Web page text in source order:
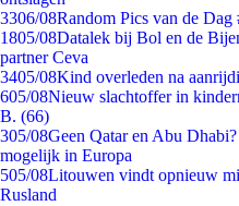
3306/08Random Pics van de Dag
1805/08Datalek bij Bol en de
partner Ceva
3405/08Kind overleden na
605/08Nieuw slachtoffer in
B. (66)
305/08Geen Qatar en Abu
mogelijk in Europa
505/08Litouwen vindt opnieuw
Rusland